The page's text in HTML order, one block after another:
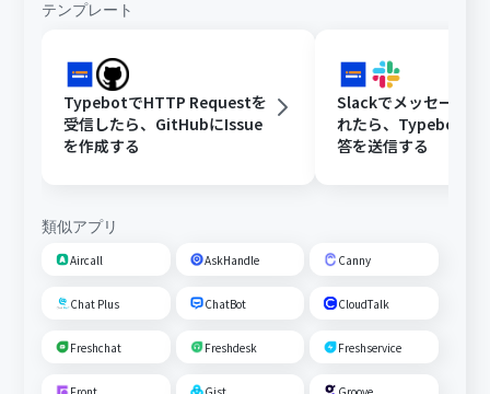
テンプレート
TypebotでHTTP Requestを
受信したら、GitHubにIssue
を作成する
Slackでメッセージが
れたら、Typebotで
答を送信する
類似アプリ
Aircall AskHandle Canny
Chat Plus ChatBot CloudTalk
Freshchat Freshdesk Freshservice
Front Gist Groove